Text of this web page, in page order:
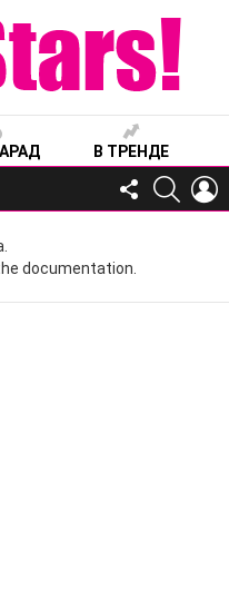
В ТРЕНДЕ
FOLLOW
US
documentation.